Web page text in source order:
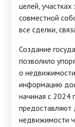
целей,
совместной
все сделки,
Создание
позволило
о
информацию
начиная с 2024
предоставляют
недвижимости